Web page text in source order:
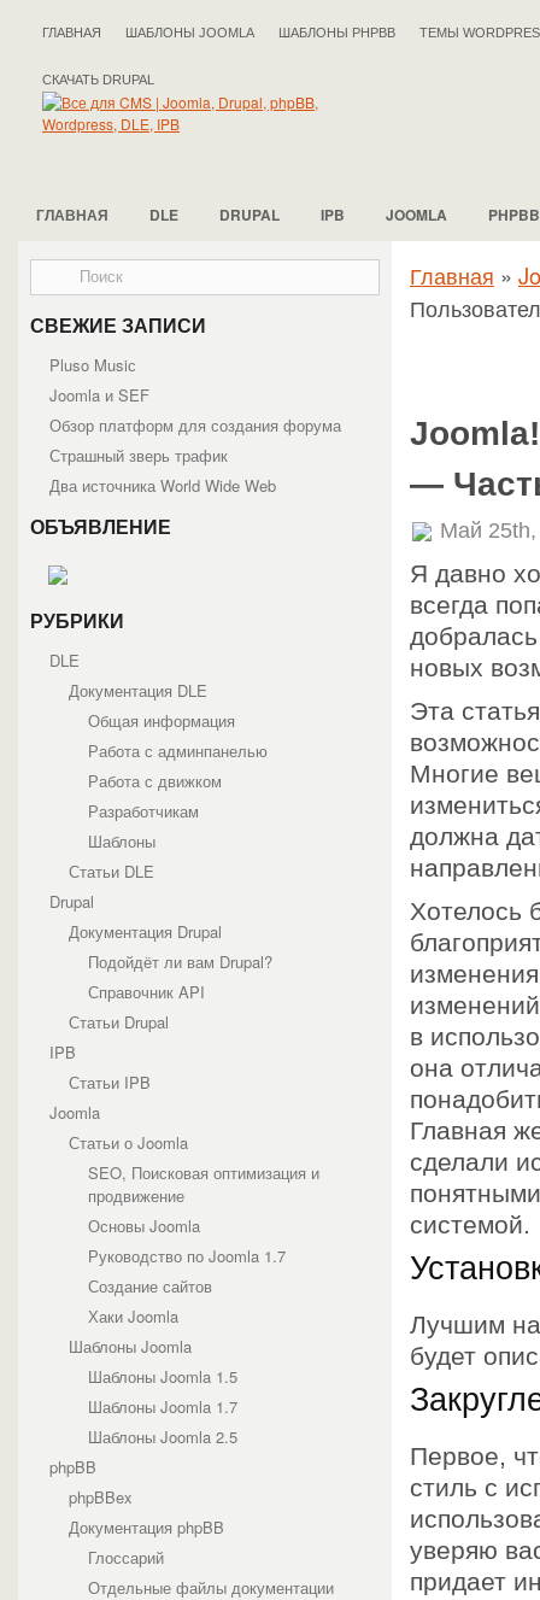
ГЛАВНАЯ ШАБЛОНЫ JOOMLA ШАБЛОНЫ PHPBB ТЕМЫ
СКАЧАТЬ DRUPAL
ГЛАВНАЯ DLE DRUPAL IPB JOOMLA PHPBB
СВЕЖИЕ ЗАПИСИ
Pluso Musiс
Joomla и SEF
Обзор платформ для создания форума
Страшный зверь трафик
Два источника World Wide Web
ОБЪЯВЛЕНИЕ
РУБРИКИ
DLE
Документация DLE
Общая информация
Работа с админпанелью
Работа с движком
Разработчикам
Шаблоны
Статьи DLE
Drupal
Документация Drupal
Подойдёт ли вам Drupal?
Справочник API
Статьи Drupal
IPB
Статьи IPB
Joomla
Статьи о Joomla
SEO, Поисковая оптимизация и
продвижение
Основы Joomla
Руководство по Joomla 1.7
Создание сайтов
Хаки Joomla
Шаблоны Joomla
Шаблоны Joomla 1.5
Шаблоны Joomla 1.7
Шаблоны Joomla 2.5
phpBB
phpBBex
Документация phpBB
Глоссарий
Отдельные файлы документации
Главная »
—
Май
Я давно
всегда
новых
Эта
Многие
должна
Хотелось
в
она
Главная
сделали
системой.
Лучшим
будет
Первое,
стиль с
уверяю
придает